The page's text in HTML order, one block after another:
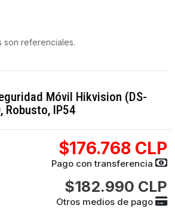
son referenciales.
Móvil Hikvision (DS-
Robusto, IP54
$176.768 CLP
Pago con transferencia
$182.990 CLP
Otros medios de pago